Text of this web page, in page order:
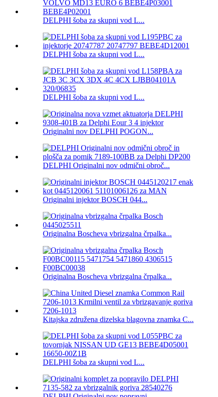
DELPHI šoba za skupni vod L...
DELPHI šoba za skupni vod L...
DELPHI šoba za skupni vod L...
Originalni nov DELPHI POGON...
DELPHI Originalni nov odmični obroč...
Originalni injektor BOSCH 044...
Originalna Boscheva vbrizgalna črpalka...
Originalna Boscheva vbrizgalna črpalka...
Kitajska združena dizelska blagovna znamka C...
DELPHI šoba za skupni vod L...